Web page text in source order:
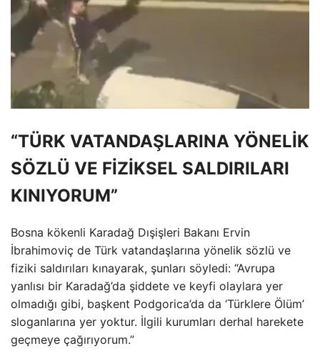
“TÜRK VATANDAŞLARINA YÖNELİK
SÖZLÜ VE FİZİKSEL SALDIRILARI
KINIYORUM”
Bosna kökenli Karadağ Dışişleri Bakanı Ervin
İbrahimoviç de Türk vatandaşlarına yönelik sözlü ve
fiziki saldırıları kınayarak, şunları söyledi: “Avrupa
yanlısı bir Karadağ’da şiddete ve keyfi olaylara yer
olmadığı gibi, başkent Podgorica’da da ‘Türklere Ölüm’
sloganlarına yer yoktur. İlgili kurumları derhal harekete
geçmeye çağırıyorum.”